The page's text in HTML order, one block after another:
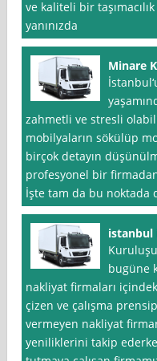
ve kaliteli bir
yanınızda
Minare
zahmetli ve stresli
mobilyaların sökülüp
birçok detayın
profesyonel bir
İşte tam da bu noktada
istanbul
bugüne
nakliyat firmaları
çizen ve çalışma
vermeyen nakliyat
yeniliklerini takip